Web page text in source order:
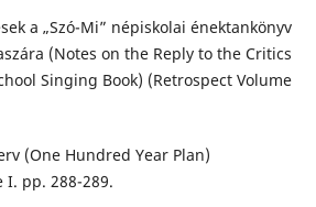
a „Szó-Mi” népiskolai énektankönyv
(Notes on the Reply to the Critics
Singing Book) (Retrospect Volume
(One Hundred Year Plan)
I. pp. 288-289.